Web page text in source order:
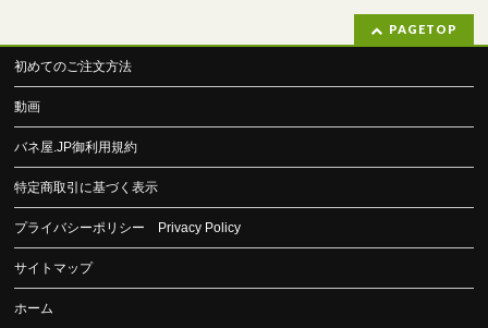
PAGETOP
初めてのご注文方法
動画
バネ屋.JP御利用規約
特定商取引に基づく表示
プライバシーポリシー Privacy Policy
サイトマップ
ホーム